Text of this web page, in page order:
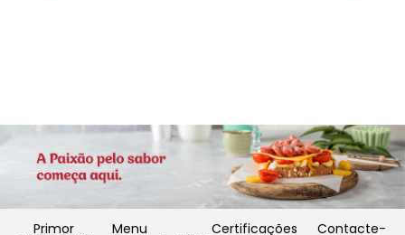
Primor Menu Certificações Contacte-